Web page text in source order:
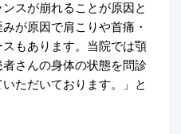
スが崩れることが原因と
が原因で肩こりや首痛・
もあります。当院では顎
さんの身体の状態を問診
ただいております。」と